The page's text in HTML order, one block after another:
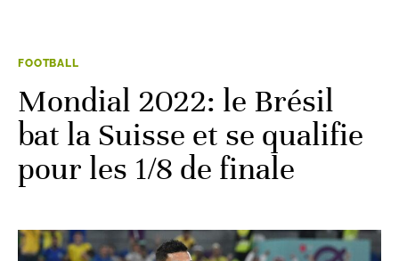
FOOTBALL
Mondial 2022: le Brésil
bat la Suisse et se qualifie
pour les 1/8 de finale